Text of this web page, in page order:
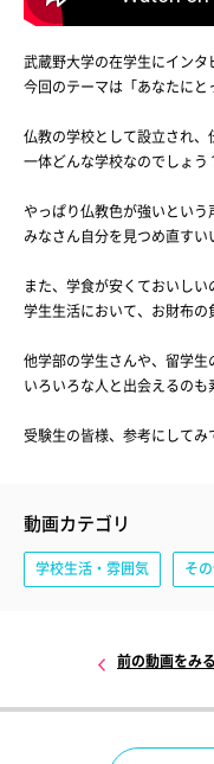
武蔵野大学の在学生にインタ
今回のテーマは「あなたにと
仏教の学校として設立され、
一体どんな学校なのでしょう
やっぱり仏教色が強いという
みなさん自分を見つめ直すい
また、学食が安くておいしい
学生生活において、お財布の
他学部の学生さんや、留学生
いろいろな人と出会えるのも
受験生の皆様、参考にしてみ
動画カテゴリ
学校生活・雰囲気 そ
前の動画をみる